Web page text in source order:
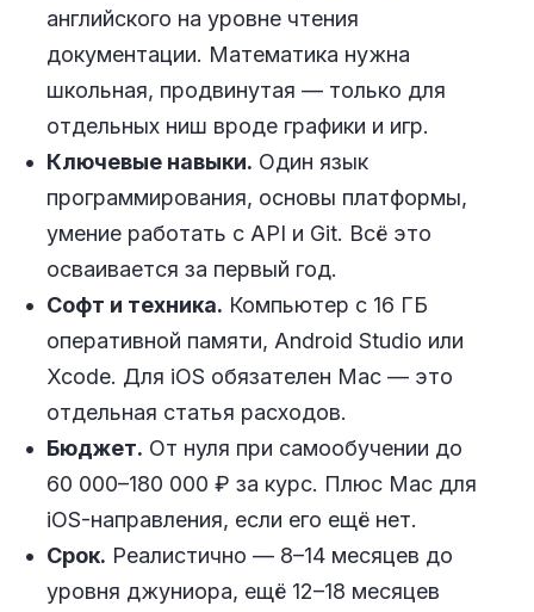
английского на уровне чтения
документации. Математика нужна
школьная, продвинутая — только для
отдельных ниш вроде графики и игр.
Ключевые навыки. Один язык
программирования, основы платформы,
умение работать с API и Git. Всё это
осваивается за первый год.
Софт и техника. Компьютер с 16 ГБ
оперативной памяти, Android Studio или
Xcode. Для iOS обязателен Mac — это
отдельная статья расходов.
Бюджет. От нуля при самообучении до
60 000–180 000 ₽ за курс. Плюс Mac для
iOS-направления, если его ещё нет.
Срок. Реалистично — 8–14 месяцев до
уровня джуниора, ещё 12–18 месяцев